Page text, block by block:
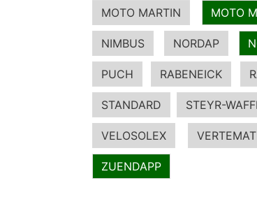
MOTO MARTIN MOTO
NIMBUS NORDAP
PUCH RABENEICK
STANDARD STEYR-
VELOSOLEX
ZUENDAPP